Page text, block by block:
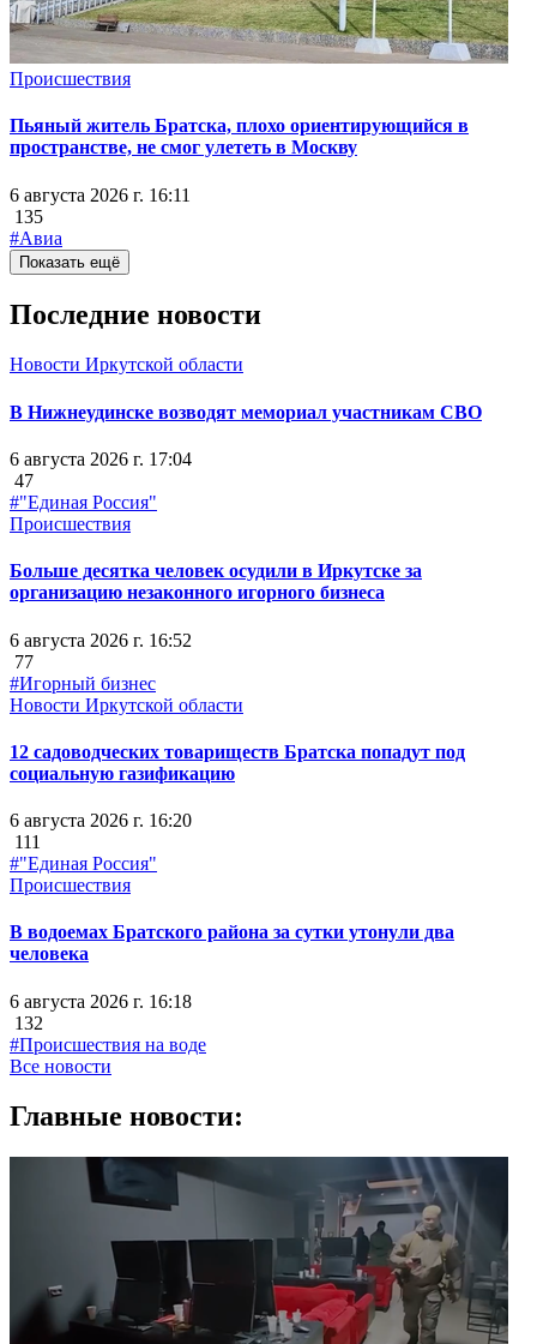
Происшествия
Пьяный житель Братска, плохо ориентирующийся в
пространстве, не смог улететь в Москву
6 августа 2026 г. 16:11
135
#Авиа
Показать ещё
Последние новости
Новости Иркутской области
В Нижнеудинске возводят мемориал участникам СВО
6 августа 2026 г. 17:04
47
#"Единая Россия"
Происшествия
Больше десятка человек осудили в Иркутске за
организацию незаконного игорного бизнеса
6 августа 2026 г. 16:52
77
#Игорный бизнес
Новости Иркутской области
12 садоводческих товариществ Братска попадут под
социальную газификацию
6 августа 2026 г. 16:20
111
#"Единая Россия"
Происшествия
В водоемах Братского района за сутки утонули два
человека
6 августа 2026 г. 16:18
132
#Происшествия на воде
Все новости
Главные новости: